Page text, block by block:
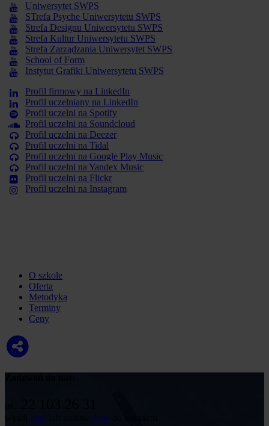
Uniwersytet SWPS
STrefa Psyche Uniwersytetu SWPS
Strefa Designu Uniwersytetu SWPS
Strefa Kultur Uniwersytetu SWPS
Strefa Zarządzania Uniwersytet SWPS
School of Form
Instytut Grafiki Uniwersytetu SWPS
Profil firmowy na LinkedIn
Profil uczelniany na LinkedIn
Profil uczelni na Spotify
Profil uczelni na Soundcloud
Profil uczelni na Deezer
Profil uczelni na Tidal
Profil uczelni na Google Play Music
Profil uczelni na Yandex Music
Profil uczelni na Flickr
Profil uczelni na Instagram
O szkole
Oferta
Metodyka
Terminy
Ceny
mail dane